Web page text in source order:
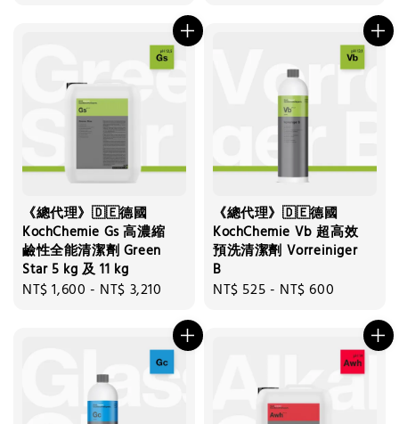
《總代理》🇩🇪德國
KochChemie Gs 高濃縮
鹼性全能清潔劑 Green
Star 5 kg 及 11 kg
Regular
NT$ 1,600 - NT$ 3,210
《總代理》🇩🇪德國
KochChemie Vb 超高效
預洗清潔劑 Vorreiniger
B
Regular
NT$ 525 - NT$ 600